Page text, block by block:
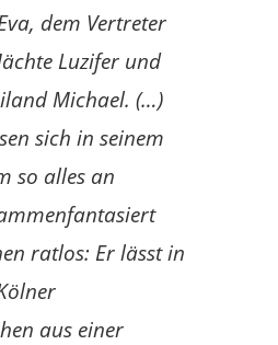
dem Vertreter
Luzifer und
Michael. (…)
sich in seinem
so alles an
ratlos: Er lässt in
aus einer